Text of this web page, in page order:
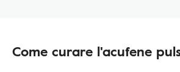
Come curare l'acufene